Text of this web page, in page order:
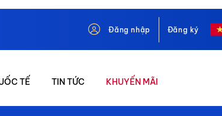
Đăng nhập Đăng ký
TẾ TIN TỨC KHUYẾN MÃI